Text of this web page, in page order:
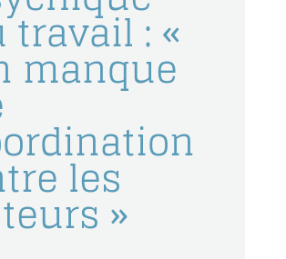
travail : «
manque
les
»